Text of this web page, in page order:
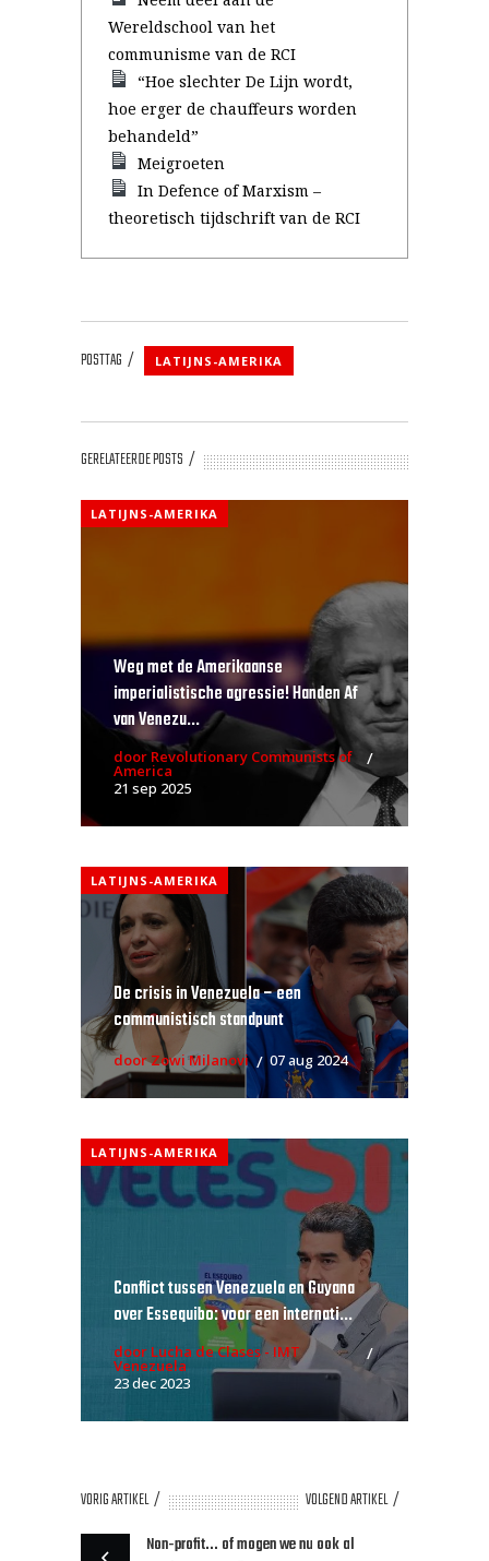
Wereldschool van het
communisme van de RCI
“Hoe slechter De Lijn wordt,
hoe erger de chauffeurs worden
behandeld”
Meigroeten
In Defence of Marxism –
theoretisch tijdschrift van de RCI
POSTTAG LATIJNS-AMERIKA
GERELATEERDE POSTS
LATIJNS-AMERIKA
Weg met de Amerikaanse
imperialistische agressie! Handen Af
van Venezu...
door Revolutionary Communists of
America
21 sep 2025
LATIJNS-AMERIKA
De crisis in Venezuela – een
communistisch standpunt
door Zowi Milanovi 07 aug 2024
LATIJNS-AMERIKA
Conflict tussen Venezuela en Guyana
over Essequibo: voor een internati...
door Lucha de Clases - IMT
Venezuela
23 dec 2023
VORIG ARTIKEL
VOLGEND ARTIKEL
Non-profit... of mogen we nu ook al